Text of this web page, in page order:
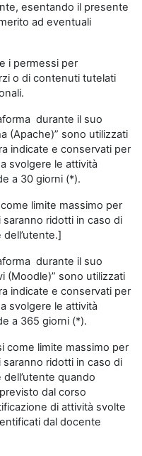
esentando il presente
ad eventuali
i permessi per
o di contenuti tutelati
durante il suo
(Apache)” sono utilizzati
indicate e conservati per
svolgere le attività
a 30 giorni (*).
limite massimo per
ridotti in caso di
durante il suo
(Moodle)” sono utilizzati
indicate e conservati per
svolgere le attività
a 365 giorni (*).
come limite massimo per
ridotti in caso di
quando
dal corso
di attività svolte
dal docente